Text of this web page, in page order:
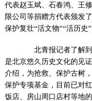
代表赵玉斌、石春鸿、王
限公司等捐赠方代表颁发
保护复壮“活文物”“活历史
北青报记者了解到
是北京悠久历史文化的见
介绍，为抢救、保护古树
保护专项基金，目前已对
饭店、房山周口店村等地